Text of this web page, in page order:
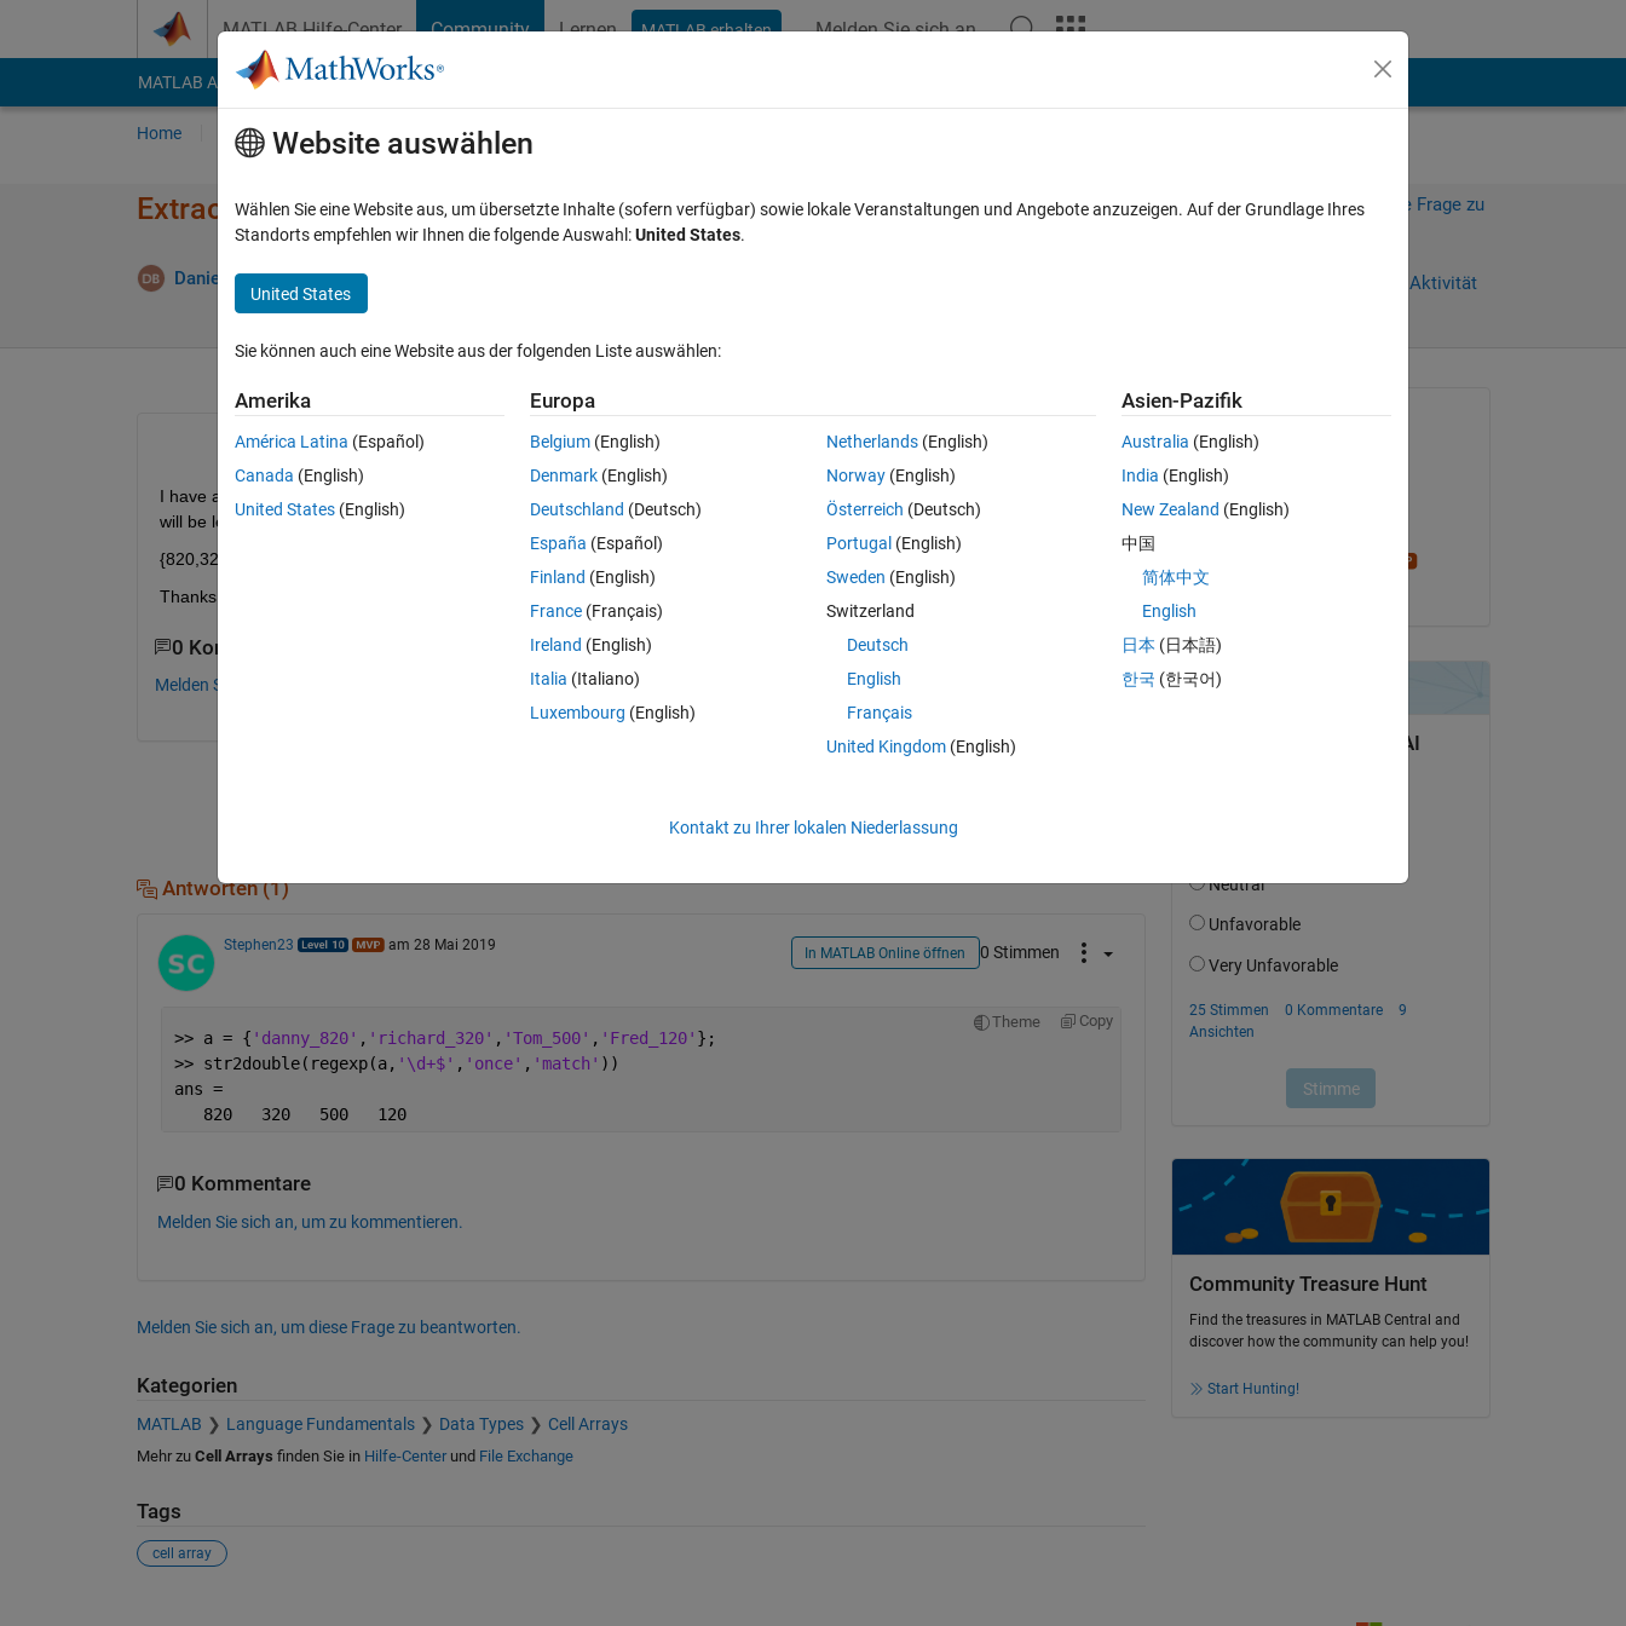
MATLAB Hilfe-Center Community Lernen MATLAB erhalten Melden Sie sich an
MATLAB Answers File Exchange Cody
Home Fragen Antworten Durchsuchen
Extrac Part of a cell array
Daniel Boateng 28 Mai 2019
Melden Sie sich an, um diese Frage zu
Anmelden, um Aktivität
0 Stimmen
I have a cell array like a = {'danny_820','richard_320','Tom_500','Fred_120'}. Please how do i extract the numbers so that i
will be left with
{820,320,500,120}
Thanks
0 Kommentare
Melden Sie sich an, um zu kommentieren.
WeiterleitenAnmelden, um Aktivität zu verfolgen
Antworten (1)
Stephen23 am 28 Mai 2019 In MATLAB Online öffnen 0 Stimmen
Theme Copy
>> a = { 'danny_820' , 'richard_320' , 'Tom_500' , 'Fred_120' };
>> str2double(regexp(a, '\d+$' , 'once' , 'match' ))
ans =
   820   320   500   120
0 Kommentare
Melden Sie sich an, um zu kommentieren.
Melden Sie sich an, um diese Frage zu beantworten.
Kategorien
MATLAB Language Fundamentals Data Types Cell Arrays
Mehr zu Cell Arrays finden Sie in Hilfe-Centerund File Exchange
Tags
cell array
Daniel Boateng
am 28 Mai 2019
am 28 Mai 2019
Community Treasure Hunt
Find the treasures in MATLAB Central and
discover how the community can help you!
Start Hunting!
Website auswählen
Wählen Sie eine Website aus, um übersetzte Inhalte (sofern verfügbar) sowie lokale Veranstaltungen und Angebote anzuzeigen. Auf der Grundlage Ihres
Standorts empfehlen wir Ihnen die folgende Auswahl:United States.
United States
Sie können auch eine Website aus der folgenden Liste auswählen:
Amerika
América Latina (Español)
Canada (English)
United States (English)
Europa
Belgium (English)
Denmark (English)
Deutschland (Deutsch)
España (Español)
Finland (English)
France (Français)
Ireland (English)
Italia (Italiano)
Luxembourg (English)
Netherlands(English)
Norway(English)
Österreich (Deutsch)
Portugal (English)
Sweden (English)
Switzerland
Deutsch
English
Français
United Kingdom(English)
Asien-Pazifik
Australia (English)
India (English)
New Zealand (English)
中国
简体中文
English
日本 (日本語)
한국 (한국어)
Kontakt zu Ihrer lokalen Niederlassung